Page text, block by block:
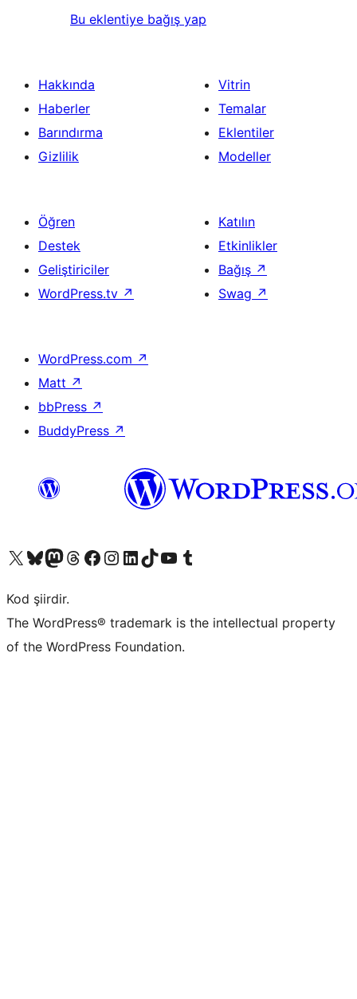
Bu eklentiye bağış yap
Hakkında
Haberler
Barındırma
Gizlilik
Vitrin
Temalar
Eklentiler
Modeller
Öğren
Destek
Geliştiriciler
WordPress.tv ↗
Katılın
Etkinlikler
Bağış ↗
Swag ↗
WordPress.com ↗
Matt ↗
bbPress ↗
BuddyPress ↗
X (eski Twitter) hesabımıza bakın
Bluesky hesabımızı ziyaret edinMastodon hesabımızı ziyaret edinThreads hesabımızı ziyaret edinFacebook sayfamızı ziyaret edinInstagram hesabımızı ziyaret edinLinkedIn hesabımızı ziyaret edinTikTok hesabımızı ziyaret edinYouTube kanalımızı ziyaret edinTumblr hesabımızı ziyaret edin
Kod şiirdir.
The WordPress® trademark is the intellectual property
of the WordPress Foundation.